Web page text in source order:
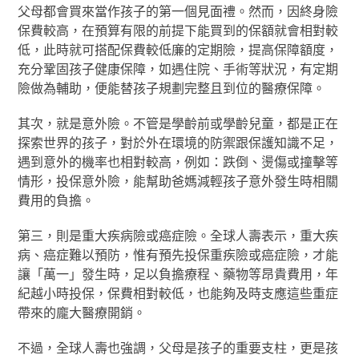
父母都會買來當作孩子的第一個見面禮。然而，因終身險
保費較高，在預算有限的前提下能買到的保額就會相對較
低，此時就可搭配保費較低廉的定期險，提高保障額度，
充分鞏固孩子健康保障，如遇住院、手術等狀況，有定期
險做為輔助，便能替孩子規劃完整且到位的醫療保障。
其次，就是意外險。不管是學齡前或學齡兒童，都是正在
探索世界的孩子，對於外在環境的防禦跟保護知識不足，
遇到意外的機率也相對較高，例如：跌倒、燙傷或撞擊等
情形，投保意外險，能幫助爸媽減輕孩子意外發生時相關
費用的負擔。
第三，則是重大疾病險或癌症險。全球人壽表示，重大疾
病、癌症難以預防，惟有預先投保重疾險或癌症險，才能
讓「萬一」發生時，足以負擔療程、藥物等昂貴費用，年
紀越小時投保，保費相對較低，也能夠及時支應這些重症
帶來的龐大醫療開銷。
不過，全球人壽也強調，父母是孩子的重要支柱，更是孩